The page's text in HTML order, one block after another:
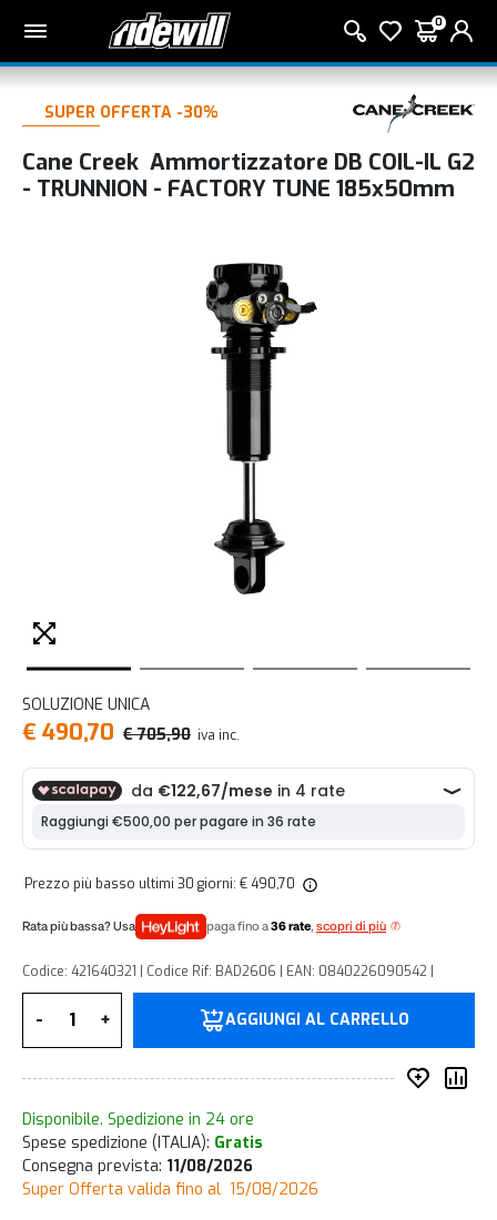
0
SUPER OFFERTA -30%
Cane Creek Ammortizzatore DB COIL-IL G2
- TRUNNION - FACTORY TUNE 185x50mm
SOLUZIONE UNICA
€ 490,70 € 705,90 iva inc.
Prezzo più basso ultimi 30 giorni: € 490,70
paga fino a36 rate, scopri di più
Codice: 421640321 | Codice Rif: BAD2606 | EAN: 0840226090542 |
- + AGGIUNGI AL CARRELLO
Disponibile. Spedizione in 24 ore
Spese spedizione (ITALIA): Gratis
Consegna prevista: 11/08/2026
Super Offerta valida fino al 15/08/2026